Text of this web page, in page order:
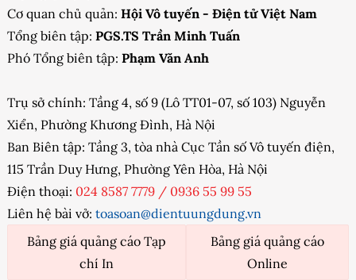
Cơ quan chủ quản: Hội Vô tuyến - Điện tử Việt Nam
Tổng biên tập: PGS.TS Trần Minh Tuấn
Phó Tổng biên tập: Phạm Văn Anh
Trụ sở chính: Tầng 4, số 9 (Lô TT01-07, số 103) Nguyễn
Xiển, Phường Khương Đình, Hà Nội
Ban Biên tập: Tầng 3, tòa nhà Cục Tần số Vô tuyến điện,
115 Trần Duy Hưng, Phường Yên Hòa, Hà Nội
Điện thoại: 024 8587 7779 / 0936 55 99 55
Liên hệ bài vở: toasoan@dientuungdung.vn
Bảng giá quảng cáo Tạp
chí In
Bảng giá quảng cáo
Online